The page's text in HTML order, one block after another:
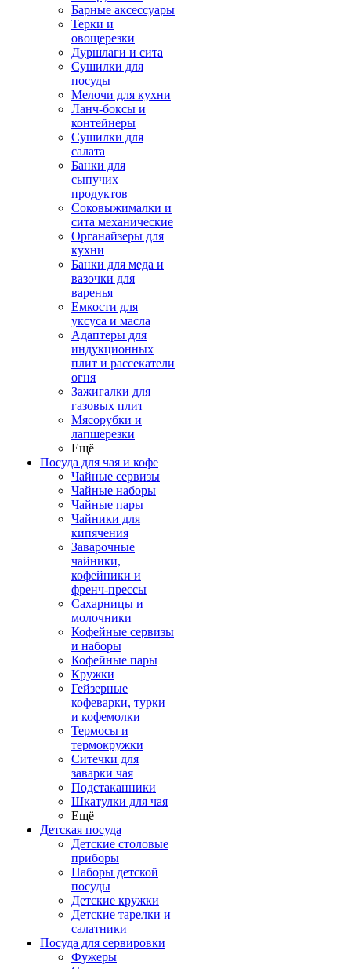
Барные аксессуары
Терки и
овощерезки
Дуршлаги и сита
Сушилки для
посуды
Мелочи для кухни
Ланч-боксы и
контейнеры
Сушилки для
салата
Банки для
сыпучих
продуктов
Соковыжималки и
сита механические
Органайзеры для
кухни
Банки для меда и
вазочки для
варенья
Емкости для
уксуса и масла
Адаптеры для
индукционных
плит и рассекатели
огня
Зажигалки для
газовых плит
Мясорубки и
лапшерезки
Ещё
Посуда для чая и кофе
Чайные сервизы
Чайные наборы
Чайные пары
Чайники для
кипячения
Заварочные
чайники,
кофейники и
френч-прессы
Сахарницы и
молочники
Кофейные сервизы
и наборы
Кофейные пары
Кружки
Гейзерные
кофеварки, турки
и кофемолки
Термосы и
термокружки
Ситечки для
заварки чая
Подстаканники
Шкатулки для чая
Ещё
Детская посуда
Детские столовые
приборы
Наборы детской
посуды
Детские кружки
Детские тарелки и
салатники
Посуда для сервировки
Фужеры